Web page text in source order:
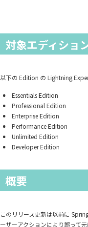
対象エディショ
以下の Edition の Lightning
Essentials Edition
Professional Edition
Enterprise Edition
Performance Edition
Unlimited Edition
Developer Edition
概要
このリリース更新は以前に
ーザーアクションにより誤って